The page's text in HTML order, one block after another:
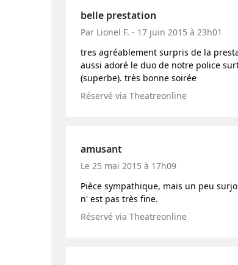
belle prestation
Par Lionel F. - 17 juin 2015 à 23h01
tres agréablement surpris de la
aussi adoré le duo de notre police
(superbe). très bonne soirée
Réservé via Theatreonline
amusant
Le 25 mai 2015 à 17h09
Pièce sympathique, mais un peu
n' est pas très fine.
Réservé via Theatreonline